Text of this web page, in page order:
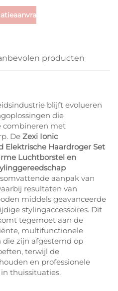
producten
blijft evolueren
die
combineren met
De Zexi Ionic
Elektrische Haardroger Set
Luchtborstel en
aanpak van
resultaten van
middels geavanceerde
stylingaccessoires. Dit
tegemoet aan de
multifunctionele
die zijn afgestemd op
terwijl de
en professionele
thuissituaties.